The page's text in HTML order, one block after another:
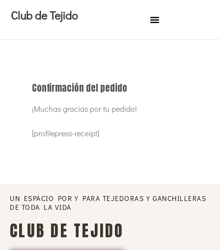
contenido
Club de Tejido
Confirmación del pedido
¡Muchas gracias por tu pedido!
[profilepress-receipt]
UN ESPACIO POR Y PARA TEJEDORAS Y GANCHILLERAS
DE TODA LA VIDA
CLUB DE TEJIDO